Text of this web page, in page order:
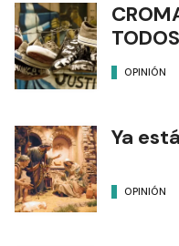
TODOS
OPINIÓN
Ya
OPINIÓN